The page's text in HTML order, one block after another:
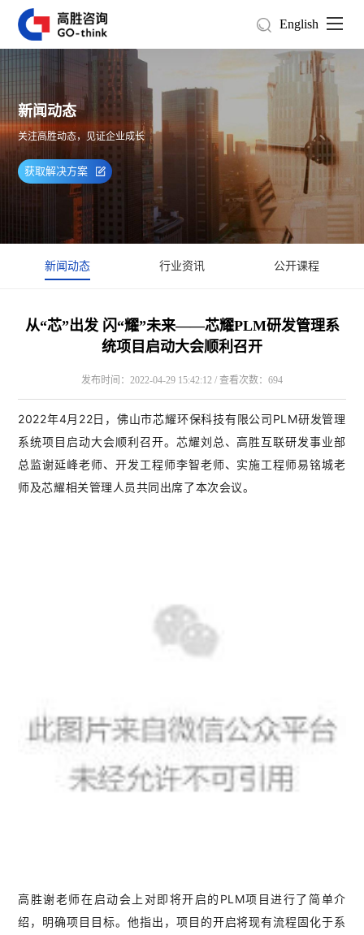
English
新闻动态
关注高胜动态，见证企业成长
获取解决方案
新闻动态 行业资讯 公开课程
从“芯”出发 闪“耀”未来——芯耀PLM研发管理系
统项目启动大会顺利召开
发布时间：2022-04-29 15:42:12 / 查看次数：694
2022年4月22日，佛山市芯耀环保科技有限公司PLM研发管理
系统项目启动大会顺利召开。芯耀刘总、高胜互联研发事业部
总监谢延峰老师、开发工程师李智老师、实施工程师易铭城老
师及芯耀相关管理人员共同出席了本次会议。
高胜谢老师在启动会上对即将开启的PLM项目进行了简单介
绍，明确项目目标。他指出，项目的开启将现有流程固化于系